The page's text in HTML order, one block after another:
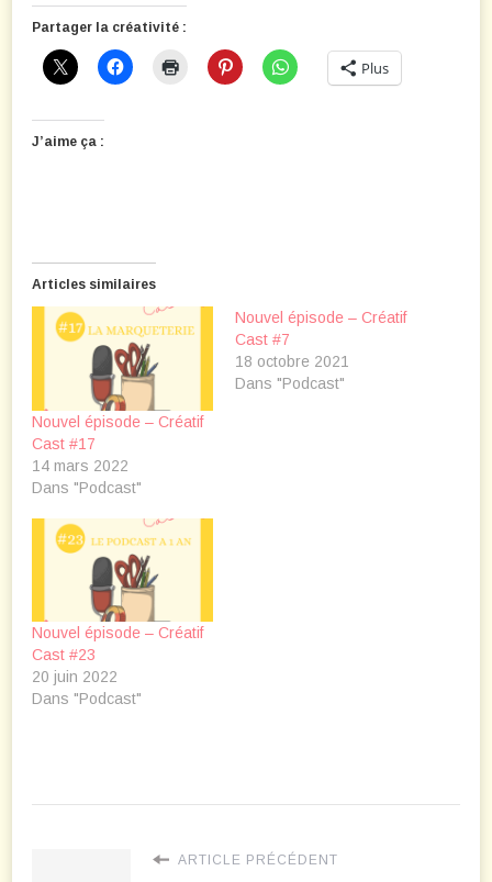
Partager la créativité :
Plus
J’aime ça :
Articles similaires
Nouvel épisode – Créatif
Cast #17
14 mars 2022
Dans "Podcast"
Nouvel épisode – Créatif
Cast #7
18 octobre 2021
Dans "Podcast"
Nouvel épisode – Créatif
Cast #23
20 juin 2022
Dans "Podcast"
ARTICLE PRÉCÉDENT